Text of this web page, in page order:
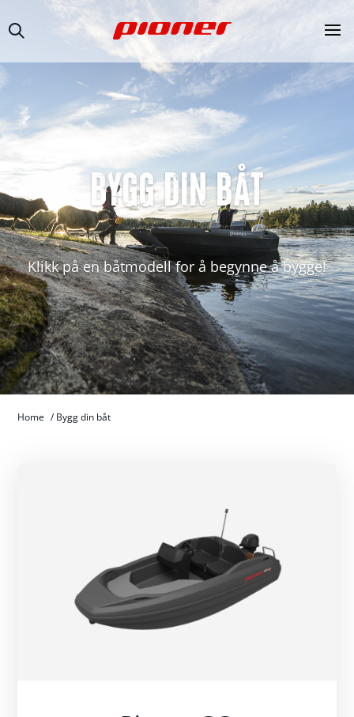
BYGG DIN BÅT
Klikk på en båtmodell for å begynne å bygge!
Home /Bygg din båt